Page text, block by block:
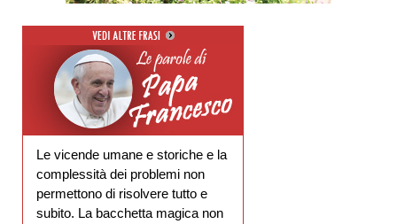
Le vicende umane e storiche e la
complessità dei problemi non
permettono di risolvere tutto e
subito. La bacchetta magica non